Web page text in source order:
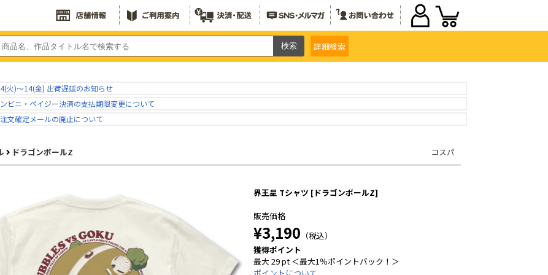
詳細検索
火)～14(金) 出荷遅延のお知らせ
ビニ・ペイジー決済の支払期限変更について
文確定メールの廃止について
ドラゴンボールZ コスパ
界王星 Tシャツ [ドラゴンボールZ]
販売価格
¥3,190 （税込）
獲得ポイント
最大 29 pt ＜最大1％ポイントバック！＞